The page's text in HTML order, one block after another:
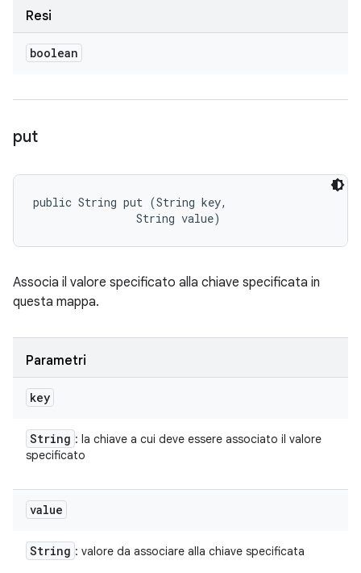
Resi
boolean
put
public String put (String key,
                String value)
Associa il valore specificato alla chiave specificata in
questa mappa.
Parametri
key
String : la chiave a cui deve essere associato il valore
specificato
value
String : valore da associare alla chiave specificata